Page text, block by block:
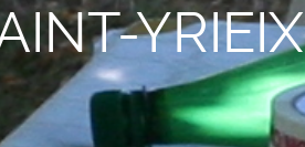
YRIEIX